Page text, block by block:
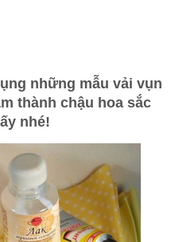
những mẫu vải vụn
thành chậu hoa sắc
nhé!